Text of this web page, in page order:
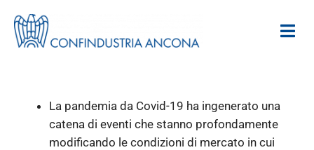
La pandemia da Covid-19 ha ingenerato una
catena di eventi che stanno profondamente
modificando le condizioni di mercato in cui